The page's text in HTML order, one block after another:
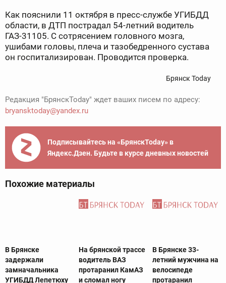
Как пояснили 11 октября в пресс-службе УГИБДД
области, в ДТП пострадал 54-летний водитель
ГАЗ-31105. С сотрясением головного мозга,
ушибами головы, плеча и тазобедренного сустава
он госпитализирован. Проводится проверка.
Брянск Today
Редакция "БрянскToday" ждет ваших писем по адресу:
bryansktoday@yandex.ru
Подписывайтесь на «БрянскToday» в
Яндекс.Дзен. Будьте в курсе дневных новостей
Похожие материалы
В Брянске
задержали
замначальника
УГИБДД Лепетюху
На брянской трассе
водитель ВАЗ
протаранил КамАЗ
и сломал ногу
В Брянске 33-
летний мужчина на
велосипеде
протаранил